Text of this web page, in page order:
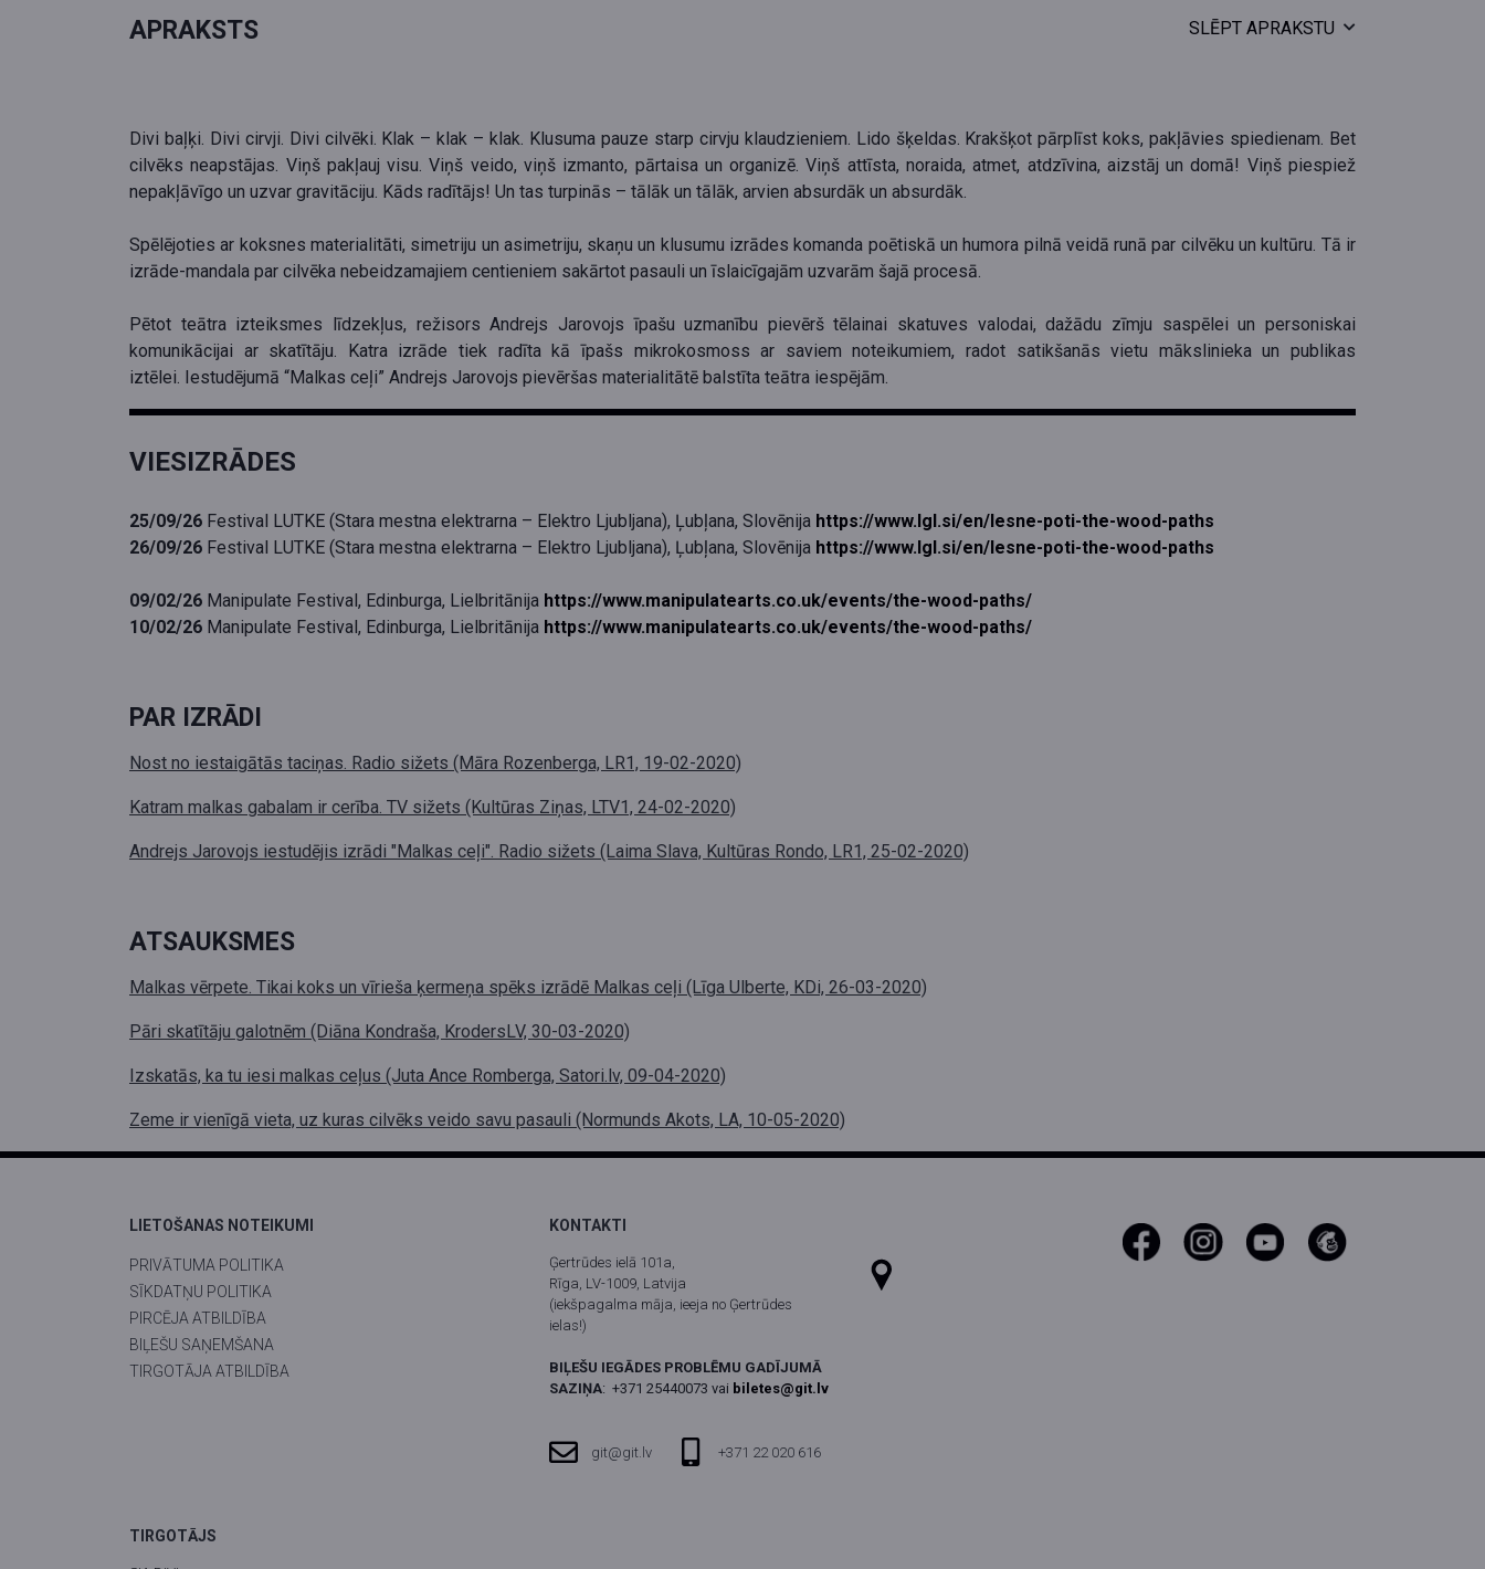
APRAKSTS SLĒPT APRAKSTU
Divi baļķi. Divi cirvji. Divi cilvēki. Klak – klak – klak. Klusuma pauze starp cirvju klaudzieniem. Lido šķeldas. Krakšķot pārplīst koks, pakļāvies spiedienam. Bet
cilvēks neapstājas. Viņš pakļauj visu. Viņš veido, viņš izmanto, pārtaisa un organizē. Viņš attīsta, noraida, atmet, atdzīvina, aizstāj un domā! Viņš piespiež
nepakļāvīgo un uzvar gravitāciju. Kāds radītājs! Un tas turpinās – tālāk un tālāk, arvien absurdāk un absurdāk.
Spēlējoties ar koksnes materialitāti, simetriju un asimetriju, skaņu un klusumu izrādes komanda poētiskā un humora pilnā veidā runā par cilvēku un kultūru. Tā ir
izrāde-mandala par cilvēka nebeidzamajiem centieniem sakārtot pasauli un īslaicīgajām uzvarām šajā procesā.
Pētot teātra izteiksmes līdzekļus, režisors Andrejs Jarovojs īpašu uzmanību pievērš tēlainai skatuves valodai, dažādu zīmju saspēlei un personiskai
komunikācijai ar skatītāju. Katra izrāde tiek radīta kā īpašs mikrokosmoss ar saviem noteikumiem, radot satikšanās vietu mākslinieka un publikas
iztēlei. Iestudējumā “Malkas ceļi” Andrejs Jarovojs pievēršas materialitātē balstīta teātra iespējām.
VIESIZRĀDES
25/09/26 Festival LUTKE (Stara mestna elektrarna – Elektro Ljubljana), Ļubļana, Slovēnija https://www.lgl.si/en/lesne-poti-the-wood-paths
26/09/26 Festival LUTKE (Stara mestna elektrarna – Elektro Ljubljana), Ļubļana, Slovēnija https://www.lgl.si/en/lesne-poti-the-wood-paths
09/02/26 Manipulate Festival, Edinburga, Lielbritānija https://www.manipulatearts.co.uk/events/the-wood-paths/
10/02/26 Manipulate Festival, Edinburga, Lielbritānija https://www.manipulatearts.co.uk/events/the-wood-paths/
PAR IZRĀDI
Nost no iestaigātās taciņas. Radio sižets (Māra Rozenberga, LR1, 19-02-2020)
Katram malkas gabalam ir cerība. TV sižets (Kultūras Ziņas, LTV1, 24-02-2020)
Andrejs Jarovojs iestudējis izrādi "Malkas ceļi". Radio sižets (Laima Slava, Kultūras Rondo, LR1, 25-02-2020)
ATSAUKSMES
Malkas vērpete. Tikai koks un vīrieša ķermeņa spēks izrādē Malkas ceļi (Līga Ulberte, KDi, 26-03-2020)
Pāri skatītāju galotnēm (Diāna Kondraša, KrodersLV, 30-03-2020)
Izskatās, ka tu iesi malkas ceļus (Juta Ance Romberga, Satori.lv, 09-04-2020)
Zeme ir vienīgā vieta, uz kuras cilvēks veido savu pasauli (Normunds Akots, LA, 10-05-2020)
LIETOŠANAS NOTEIKUMI
PRIVĀTUMA POLITIKA
SĪKDATŅU POLITIKA
PIRCĒJA ATBILDĪBA
BIĻEŠU SAŅEMŠANA
TIRGOTĀJA ATBILDĪBA
KONTAKTI
Ģertrūdes ielā 101a,
Rīga, LV-1009, Latvija
(iekšpagalma māja, ieeja no Ģertrūdes
ielas!)
BIĻEŠU IEGĀDES PROBLĒMU GADĪJUMĀ
SAZIŅA: +371 25440073 vai biletes@git.lv
git@git.lv +371 22 020 616
TIRGOTĀJS